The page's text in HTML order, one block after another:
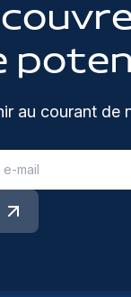
au courant de